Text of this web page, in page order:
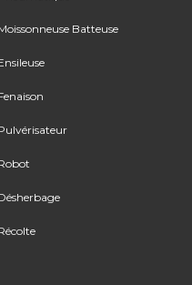
Batteuse